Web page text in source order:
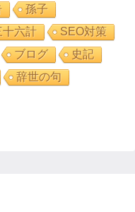
孫子
十六計
SEO対策
ブログ
史記
辞世の句